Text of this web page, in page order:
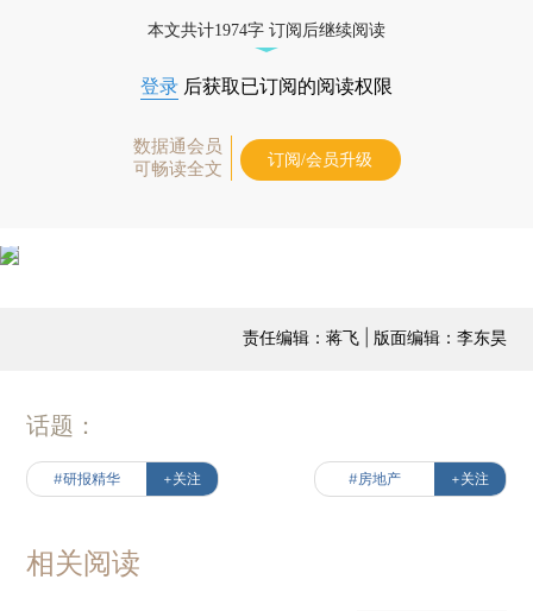
本文共计1974字 订阅后继续阅读
登录 后获取已订阅的阅读权限
数据通会员
可畅读全文
订阅/会员升级
责任编辑：蒋飞 | 版面编辑：李东昊
话题：
#研报精华 +关注 #房地产 +关注
相关阅读